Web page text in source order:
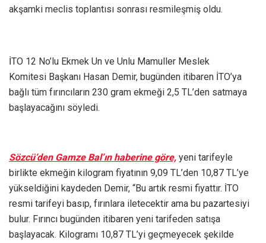
akşamki meclis toplantısı sonrası resmileşmiş oldu.
İTO 12 No’lu Ekmek Un ve Unlu Mamuller Meslek
Komitesi Başkanı Hasan Demir, bugünden itibaren İTO’ya
bağlı tüm fırıncıların 230 gram ekmeği 2,5 TL’den satmaya
başlayacağını söyledi.
Sözcü’den Gamze Bal’ın haberine göre, yeni tarifeyle
birlikte ekmeğin kilogram fiyatının 9,09 TL’den 10,87 TL’ye
yükseldiğini kaydeden Demir, “Bu artık resmi fiyattır. İTO
resmi tarifeyi basıp, fırınlara iletecektir ama bu pazartesiyi
bulur. Fırıncı bugünden itibaren yeni tarifeden satışa
başlayacak. Kilogramı 10,87 TL’yi geçmeyecek şekilde